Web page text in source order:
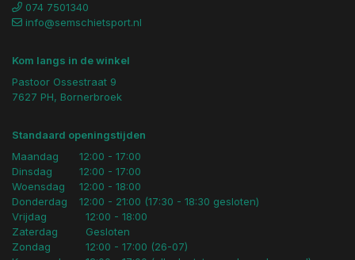
074 7501340
info@semschietsport.nl
Kom langs in de winkel
Pastoor Ossestraat 9
7627 PH, Bornerbroek
Standaard openingstijden
Maandag
Dinsdag
Woensdag
Donderdag
12:00 - 17:00
12:00 - 17:00
12:00 - 18:00
12:00 - 21:00 (17:30 - 18:30 gesloten)
Vrijdag
Zaterdag
Zondag
12:00 - 18:00
Gesloten
12:00 - 17:00 (26-07)